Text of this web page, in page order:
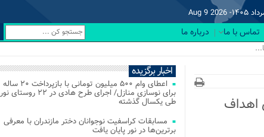
Aug 9 2026
تماس با ما درباره ما
اهداف
اخبار برگزیده
اعطای وام ۵۰۰ میلیون تومانی با بازپرداخت ۲۰ ساله
برای نوسازی منازل/ اجرای طرح هادی در ۲۲ روستای نور
طی یکسال گذشته
مسابقات کراسفیت نوجوانان دختر مازندران با معرفی
برترین‌ها در نور پایان یافت